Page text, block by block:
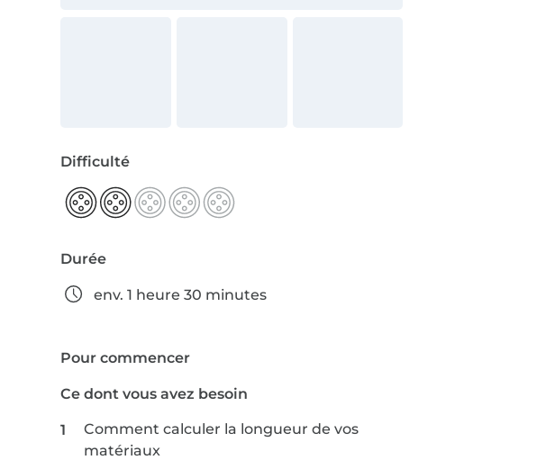
Difficulté
Durée
env. 1 heure 30 minutes
Pour commencer
Ce dont vous avez besoin
Comment calculer la longueur de vos
matériaux